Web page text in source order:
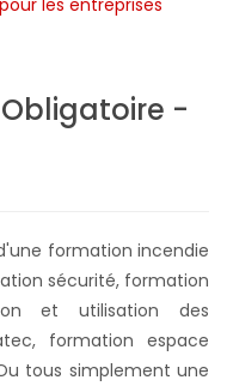
-
formation incendie
sécurité, formation
et utilisation des
formation espace
tous simplement une